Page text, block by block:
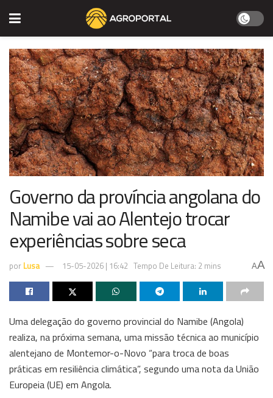
Governo da província angolana do
Namibe vai ao Alentejo trocar
experiências sobre seca
por Lusa 15-05-2026 | 16:42 Tempo De Leitura: 2 mins AA
Uma delegação do governo provincial do Namibe (Angola)
realiza, na próxima semana, uma missão técnica ao município
alentejano de Montemor-o-Novo “para troca de boas
práticas em resiliência climática”, segundo uma nota da União
Europeia (UE) em Angola.